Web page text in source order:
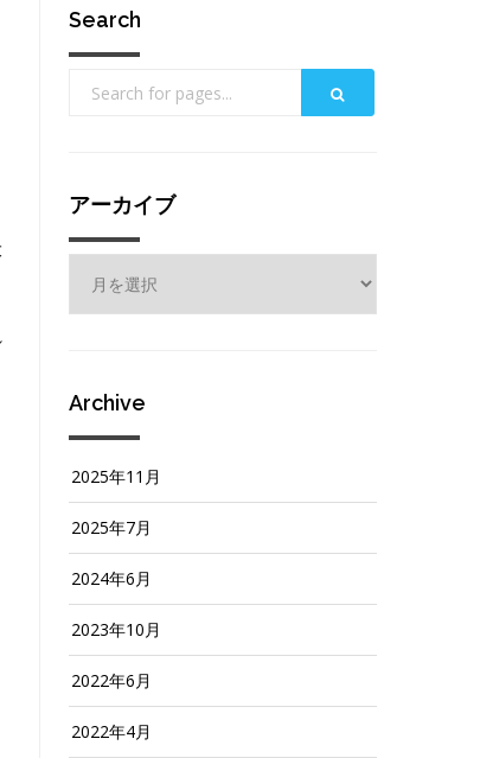
Search
アーカイブ
カ
Archive
2025年11月
2025年7月
2024年6月
2023年10月
2022年6月
2022年4月